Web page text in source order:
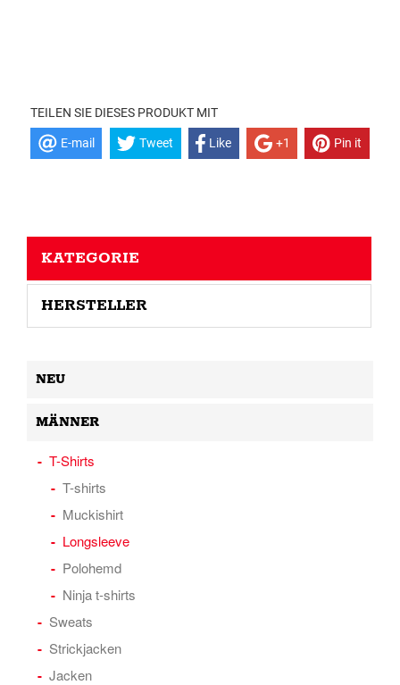
TEILEN SIE DIESES PRODUKT MIT
E-mail Tweet Like +1 Pin it
KATEGORIE
HERSTELLER
NEU
MÄNNER
T-Shirts
T-shirts
Muckishirt
Longsleeve
Polohemd
Ninja t-shirts
Sweats
Strickjacken
Jacken